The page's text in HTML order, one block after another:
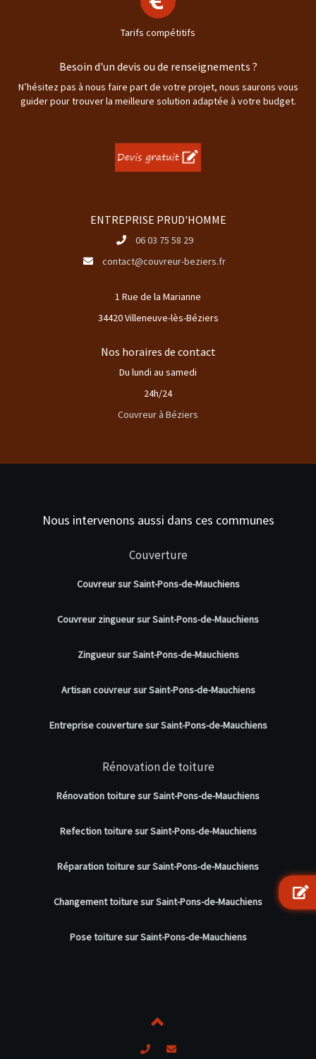
Tarifs compétitifs
Besoin d'un devis ou de renseignements ?
N’hésitez pas à nous faire part de votre projet, nous saurons vous
guider pour trouver la meilleure solution adaptée à votre budget.
ENTREPRISE PRUD'HOMME
06 03 75 58 29
contact@couvreur-beziers.fr
1 Rue de la Marianne
34420 Villeneuve-lès-Béziers
Nos horaires de contact
Du lundi au samedi
24h/24
Couvreur à Béziers
Nous intervenons aussi dans ces communes
Couverture
Couvreur sur Saint-Pons-de-Mauchiens
Couvreur zingueur sur Saint-Pons-de-Mauchiens
Zingueur sur Saint-Pons-de-Mauchiens
Artisan couvreur sur Saint-Pons-de-Mauchiens
Entreprise couverture sur Saint-Pons-de-Mauchiens
Rénovation de toiture
Rénovation toiture sur Saint-Pons-de-Mauchiens
Refection toiture sur Saint-Pons-de-Mauchiens
Réparation toiture sur Saint-Pons-de-Mauchiens
Changement toiture sur Saint-Pons-de-Mauchiens
Pose toiture sur Saint-Pons-de-Mauchiens